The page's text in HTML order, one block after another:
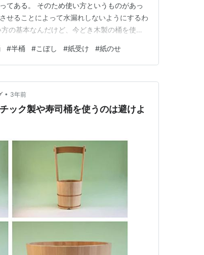
てある。 そのため使い方というものがあっ
せることによって水漏れしないようにするわ
の基本なんだけど、今どき木製の桶を使う
貼り付けてあるだけのものもあるようだけ
ン上にあげて絶妙…
#半桶 #こぼし #紙受け #紙のせ
• 3年前
ク製や寿司桶を使うのは避けよ